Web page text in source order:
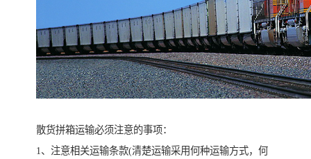
散货拼箱运输必须注意的事项：
1、注意相关运输条款(清楚运输采用何种运输方式，何